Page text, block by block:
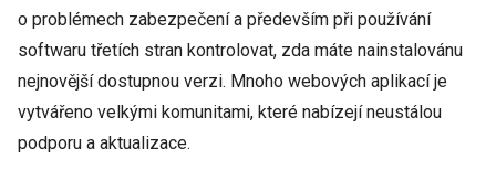
o problémech zabezpečení a především při používání
softwaru třetích stran kontrolovat, zda máte nainstalovánu
nejnovější dostupnou verzi. Mnoho webových aplikací je
vytvářeno velkými komunitami, které nabízejí neustálou
podporu a aktualizace.